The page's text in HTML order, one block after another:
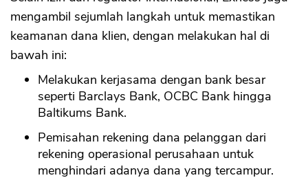
mengambil sejumlah langkah untuk memastikan
keamanan dana klien, dengan melakukan hal di
bawah ini:
Melakukan kerjasama dengan bank besar
seperti Barclays Bank, OCBC Bank hingga
Baltikums Bank.
Pemisahan rekening dana pelanggan dari
rekening operasional perusahaan untuk
menghindari adanya dana yang tercampur.
OK
CANCEL